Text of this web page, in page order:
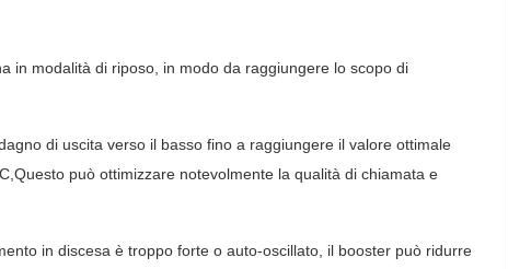
in modalità di riposo, in modo da raggiungere lo scopo di
di uscita verso il basso fino a raggiungere il valore ottimale
può ottimizzare notevolmente la qualità di chiamata e
in discesa è troppo forte o auto-oscillato, il booster può ridurre